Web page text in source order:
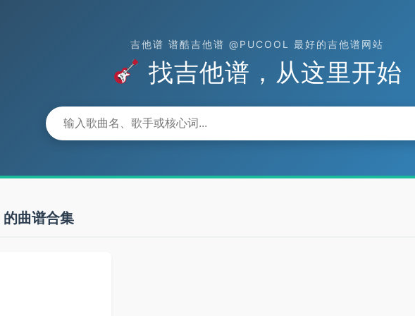
吉他谱 谱酷吉他谱 @PUCOOL 最好的吉他谱网站
找吉他谱，从这里开始
的曲谱合集